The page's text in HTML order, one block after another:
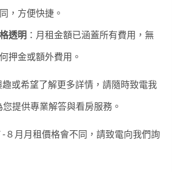
，方便快捷。
透明 ：月租金額已涵蓋所有費用，無
押金或額外費用。
或希望了解更多詳情，請隨時致電我
提供專業解答與看房服務。
８月月租價格會不同，請致電向我們詢